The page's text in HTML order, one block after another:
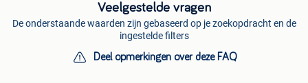
Veelgestelde vragen
De onderstaande waarden zijn gebaseerd op je zoekopdracht en de
ingestelde filters
Deel opmerkingen over deze FAQ